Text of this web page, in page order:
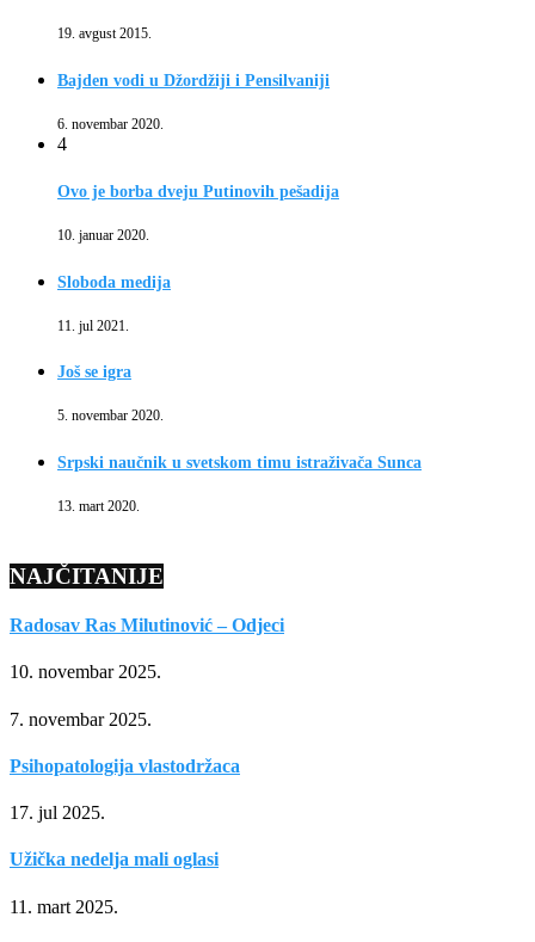
19. avgust 2015.
Bajden vodi u Džordžiji i Pensilvaniji
6. novembar 2020.
4
Ovo je borba dveju Putinovih pešadija
10. januar 2020.
Sloboda medija
11. jul 2021.
Još se igra
5. novembar 2020.
Srpski naučnik u svetskom timu istraživača Sunca
13. mart 2020.
NAJČITANIJE
Radosav Ras Milutinović – Odjeci
10. novembar 2025.
7. novembar 2025.
Psihopatologija vlastodržaca
17. jul 2025.
Užička nedelja mali oglasi
11. mart 2025.